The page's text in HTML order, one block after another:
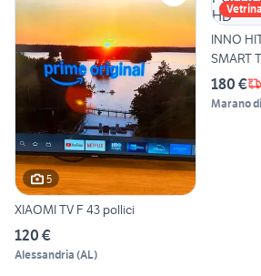
5
XIAOMI TV F 43 pollici
120 €
Alessandria (AL)
Vetrina
INNO
SMART
180 €
Marano